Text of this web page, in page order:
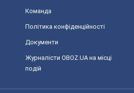
Команда
Політика конфіденційності
Документи
Журналісти OBOZ.UA на місці
подій